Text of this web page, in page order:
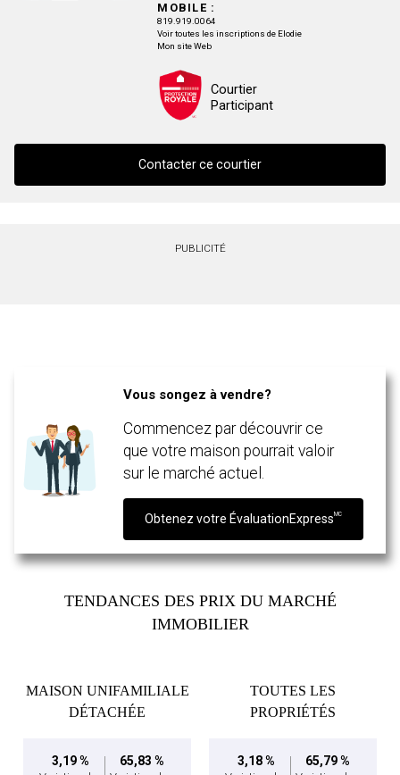
MOBILE :
819.919.0064
Voir toutes les inscriptions de Elodie
Mon site Web
Courtier
Participant
Contacter ce courtier
vous nous fournissez l'autorisation écrite de communiquer avec vous.
PUBLICITÉ
Vous songez à vendre?
Commencez par découvrir ce
que votre maison pourrait valoir
sur le marché actuel.
Obtenez votre ÉvaluationExpressMC
TENDANCES DES PRIX DU MARCHÉ
IMMOBILIER
MAISON UNIFAMILIALE
DÉTACHÉE
3,19 % 65,83 %
TOUTES LES
PROPRIÉTÉS
3,18 % 65,79 %